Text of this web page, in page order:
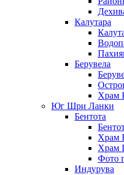
Калутара
Берувела
Храм
Юг Шри Ланки
Бентота
Храм
Храм
Фото
Индурува